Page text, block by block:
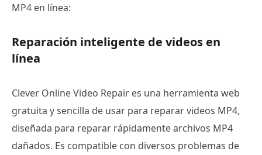
MP4 en línea:
Reparación inteligente de videos en
línea
Clever Online Video Repair es una herramienta web
gratuita y sencilla de usar para reparar videos MP4,
diseñada para reparar rápidamente archivos MP4
dañados. Es compatible con diversos problemas de